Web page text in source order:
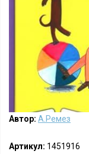
Автор: А.Ремез
Артикул: 1451916